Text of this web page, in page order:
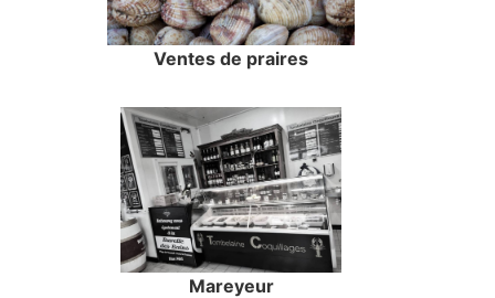
Ventes de praires
Mareyeur